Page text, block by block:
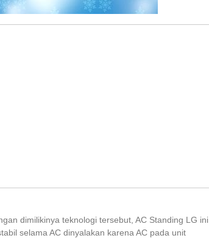
dimilikinya teknologi tersebut, AC Standing LG ini
selama AC dinyalakan karena AC pada unit